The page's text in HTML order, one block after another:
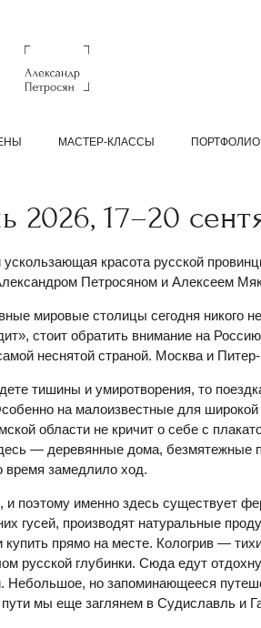
МАСТЕР-КЛАССЫ ПОРТФОЛИО
2026, 17–20
красота русской
Петросяном и Алексеем
мировые столицы сегодня никого
стоит обратить внимание на
неснятой страной. Москва и Питер-
тишины и умиротворения, то
на малоизвестные для широкой
области не кричит о себе с
— деревянные дома, безмятежные
время замедлило ход.
поэтому именно здесь существует
гусей, производят натуральные
прямо на месте. Кологрив —
русской глубинки. Сюда едут
Небольшое, но запоминающееся
мы еще заглянем в Судиславль и